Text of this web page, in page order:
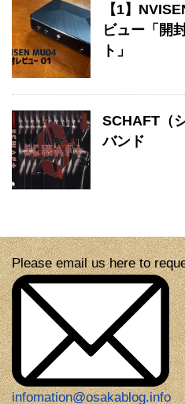
【1】
ビュー「開
ト」
SCHAFT（
バンド
Please email us here to
infomation@osakablog.info